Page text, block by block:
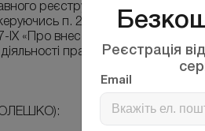
реєстру
п. 2 розд. ІІ Прикінцеві
«Про внесення змін до деяких
працівників в
ОЛЕШКО):
Реєстрація
Email